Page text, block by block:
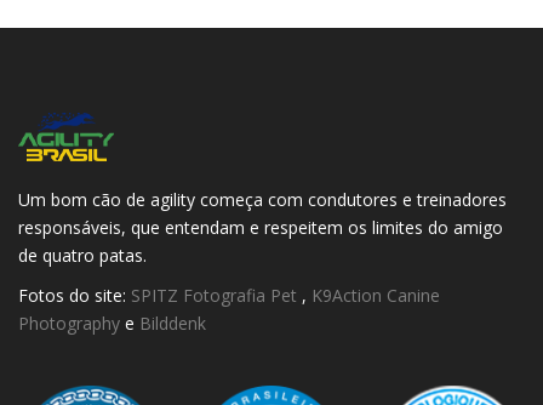
Um bom cão de agility começa com condutores e treinadores
responsáveis, que entendam e respeitem os limites do amigo
de quatro patas.
Fotos do site: SPITZ Fotografia Pet , K9Action Canine
Photography e Bilddenk